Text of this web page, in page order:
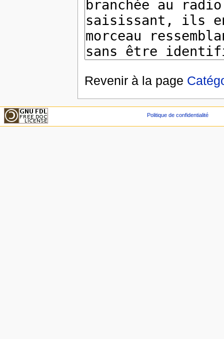
Revenir à la page
Politique de confidentialité